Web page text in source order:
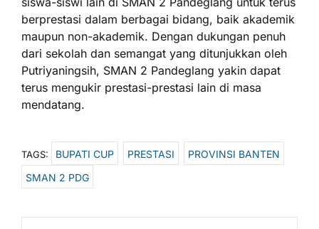
berprestasi dalam berbagai bidang, baik akademik
maupun non-akademik. Dengan dukungan penuh
dari sekolah dan semangat yang ditunjukkan oleh
Putriyaningsih, SMAN 2 Pandeglang yakin dapat
terus mengukir prestasi-prestasi lain di masa
mendatang.
TAGS: BUPATI CUP PRESTASI
PROVINSI BANTEN
SMAN 2 PDG